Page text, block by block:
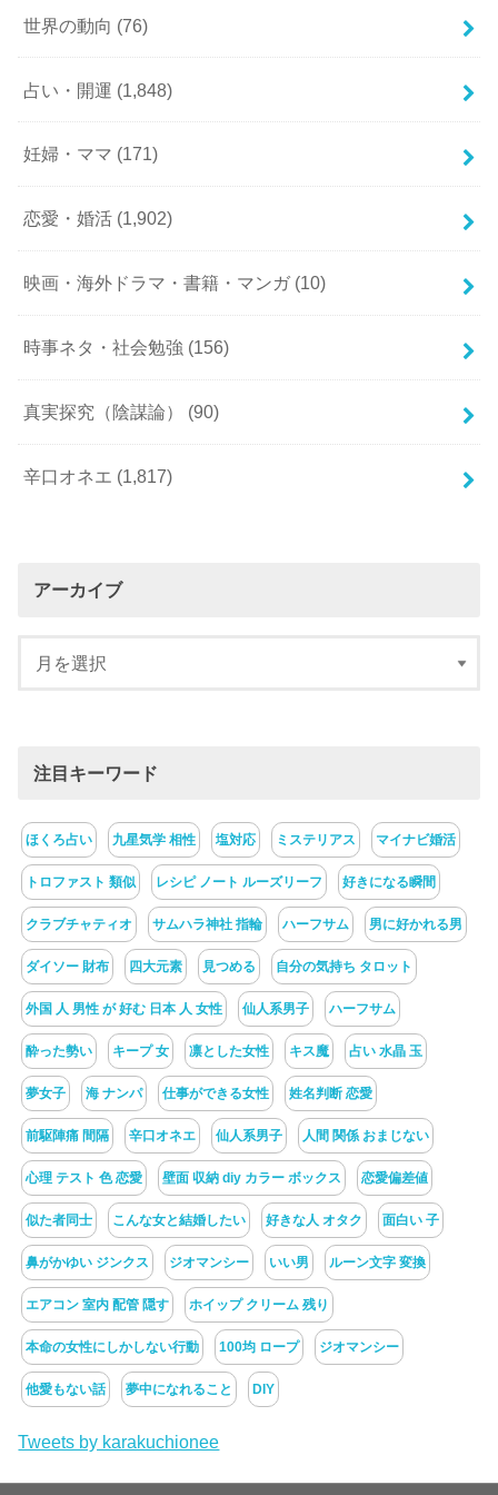
世界の動向 (76)
占い・開運 (1,848)
妊婦・ママ (171)
恋愛・婚活 (1,902)
映画・海外ドラマ・書籍・マンガ (10)
時事ネタ・社会勉強 (156)
真実探究（陰謀論） (90)
辛口オネエ (1,817)
アーカイブ
注目キーワード
ほくろ占い 九星気学 相性 塩対応 ミステリアス マイナビ婚活
トロファスト 類似 レシピ ノート ルーズリーフ 好きになる瞬間
クラブチャティオ サムハラ神社 指輪 ハーフサム 男に好かれる男
ダイソー 財布 四大元素 見つめる 自分の気持ち タロット
外国 人 男性 が 好む 日本 人 女性 仙人系男子 ハーフサム
酔った勢い キープ 女 凛とした女性 キス魔 占い 水晶 玉
夢女子 海 ナンパ 仕事ができる女性 姓名判断 恋愛
前駆陣痛 間隔 辛口オネエ 仙人系男子 人間 関係 おまじない
心理 テスト 色 恋愛 壁面 収納 diy カラー ボックス 恋愛偏差値
似た者同士 こんな女と結婚したい 好きな人 オタク 面白い 子
鼻がかゆい ジンクス ジオマンシー いい男 ルーン文字 変換
エアコン 室内 配管 隠す ホイップ クリーム 残り
本命の女性にしかしない行動 100均 ロープ ジオマンシー
他愛もない話 夢中になれること DIY
Tweets by karakuchionee